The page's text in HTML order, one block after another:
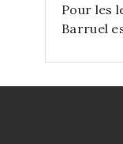
Pour les
Barruel